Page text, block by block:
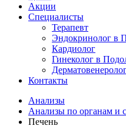
Акции
Специалисты
Терапевт
Эндокринолог в
Кардиолог
Гинеколог в
Контакты
Анализы
Анализы по органам и
Печень